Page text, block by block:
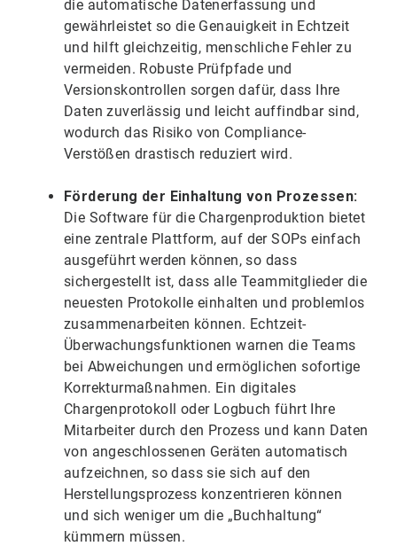
die automatische Datenerfassung und
gewährleistet so die Genauigkeit in Echtzeit
und hilft gleichzeitig, menschliche Fehler zu
vermeiden. Robuste Prüfpfade und
Versionskontrollen sorgen dafür, dass Ihre
Daten zuverlässig und leicht auffindbar sind,
wodurch das Risiko von Compliance-
Verstößen drastisch reduziert wird.
Förderung der Einhaltung von Prozessen:
Die Software für die Chargenproduktion bietet
eine zentrale Plattform, auf der SOPs einfach
ausgeführt werden können, so dass
sichergestellt ist, dass alle Teammitglieder die
neuesten Protokolle einhalten und problemlos
zusammenarbeiten können. Echtzeit-
Überwachungsfunktionen warnen die Teams
bei Abweichungen und ermöglichen sofortige
Korrekturmaßnahmen. Ein digitales
Chargenprotokoll oder Logbuch führt Ihre
Mitarbeiter durch den Prozess und kann Daten
von angeschlossenen Geräten automatisch
aufzeichnen, so dass sie sich auf den
Herstellungsprozess konzentrieren können
und sich weniger um die „Buchhaltung“
kümmern müssen.